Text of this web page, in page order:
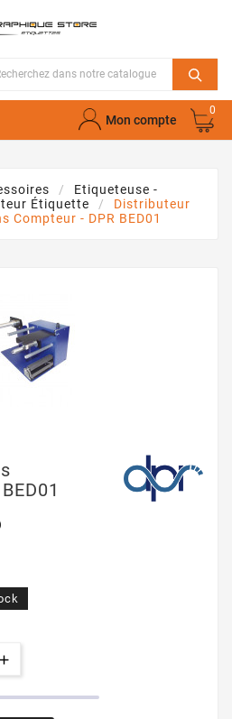
Mon compte
0
Etiqueteuse -
Étiquette
Distributeur
Compteur - DPR BED01